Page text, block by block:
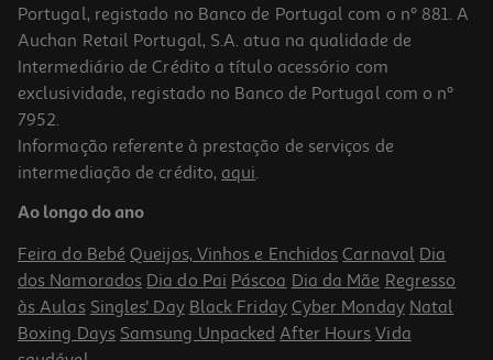
-10%
Livro K-Pop - Livro De Pintar
8.01 €/un
PVP de editor
8,01 €
Portugal, registado no Banco de Portugal com o nº 881. A
Auchan Retail Portugal, S.A. atua na qualidade de
Intermediário de Crédito a título acessório com
exclusividade, registado no Banco de Portugal com o nº
7952.
Informação referente à prestação de serviços de
intermediação de crédito, aqui.
Ao longo do ano
Feira do Bebé Queijos, Vinhos e Enchidos Carnaval Dia
dos Namorados Dia do Pai Páscoa Dia da Mãe Regresso
às Aulas Singles' Day Black Friday Cyber Monday Natal
Boxing Days Samsung Unpacked After Hours Vida